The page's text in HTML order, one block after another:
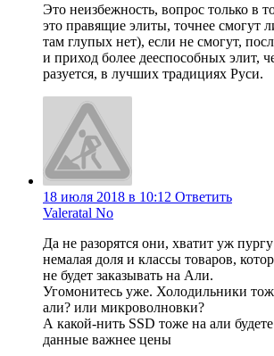
Это неизбежность, вопрос только в
это правящие элиты, точнее смогут
там глупых нет), если не смогут,
и приход более дееспособных элит,
разуется, в лучших традициях Руси.
18 июля 2018 в 10:12 Ответить
Valeratal No
Да не разорятся они, хватит уж
немалая доля и классы товаров,
не будет заказывать на Али.
Угомонитесь уже. Холодильники
али? или микроволновки?
А какой-нить SSD тоже на али
данные важнее цены